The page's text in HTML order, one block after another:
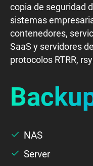
SaaS
Servidor
Nube
copia de seguridad
sistemas
contenedores,
SaaS y servidores
protocolos RTRR,
NAS
Server